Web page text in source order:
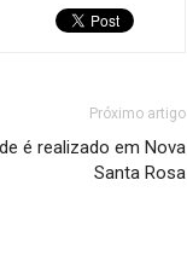
Próximo artigo
é realizado em Nova
Santa Rosa